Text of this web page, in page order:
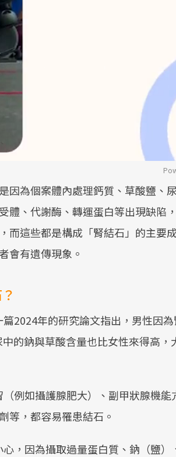
因為個案體內處理鈣質、草酸鹽、
體、代謝酶、轉運蛋白等出現缺陷
而這些都是構成「腎結石」的主要
會有遺傳現象。
2024年的研究論文指出，男性因
的鈉與草酸含量也比女性來得高，
例如攝護腺肥大）、副甲狀腺機能
等，都容易罹患結石。
，因為攝取過量蛋白質、鈉（鹽）